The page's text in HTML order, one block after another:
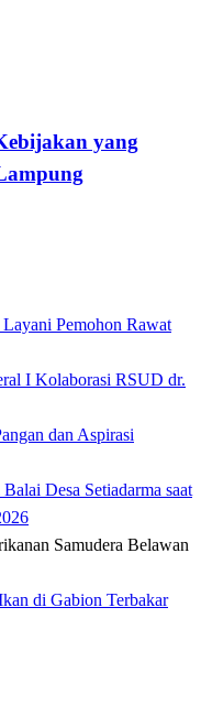
yang
Pemohon Rawat
I Kolaborasi RSUD dr.
dan Aspirasi
Desa Setiadarma saat
di Gabion Terbakar